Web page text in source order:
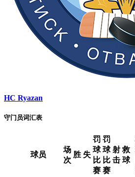
HC Ryazan
守门员词汇表
球员
场
次
胜 失
罚
球
比
赛
罚
球
比
赛
射
击
救
球